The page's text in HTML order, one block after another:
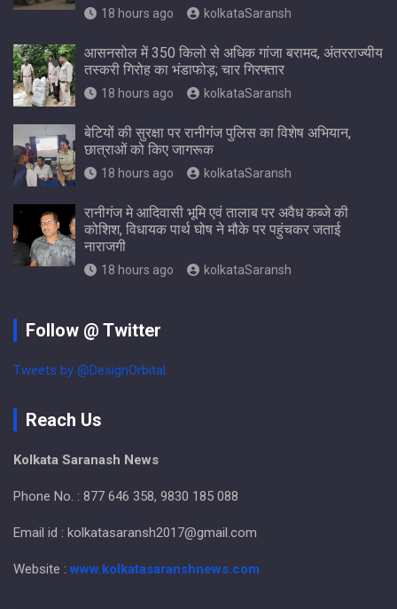
18 hours ago kolkataSaransh
आसनसोल में 350 किलो से अधिक गांजा बरामद, अंतरराज्यीय
तस्करी गिरोह का भंडाफोड़; चार गिरफ्तार
18 hours ago kolkataSaransh
बेटियों की सुरक्षा पर रानीगंज पुलिस का विशेष अभियान,
छात्राओं को किए जागरूक
18 hours ago kolkataSaransh
रानीगंज मे आदिवासी भूमि एवं तालाब पर अवैध कब्जे की
कोशिश, विधायक पार्थ घोष ने मौके पर पहुंचकर जताई
नाराजगी
18 hours ago kolkataSaransh
Follow @ Twitter
Tweets by @DesignOrbital
Reach Us
Kolkata Saranash News
Phone No. : 877 646 358, 9830 185 088
Email id : kolkatasaransh2017@gmail.com
Website : www.kolkatasaranshnews.com